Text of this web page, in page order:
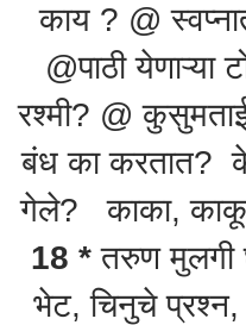
काय ? @
@पाठी येणाऱ्या
रश्मी? @
बंध का करतात?
गेले? काका, काकू
18 *तरुण
भेट, चिनुचे प्रश्न,